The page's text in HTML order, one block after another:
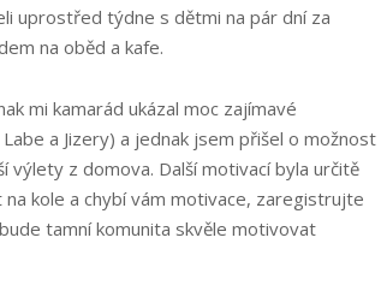
uprostřed týdne s dětmi na pár dní za
na oběd a kafe.
mi kamarád ukázal moc zajímavé
a Jizery) a jednak jsem přišel o možnost
výlety z domova. Další motivací byla určitě
kole a chybí vám motivace, zaregistrujte
tamní komunita skvěle motivovat